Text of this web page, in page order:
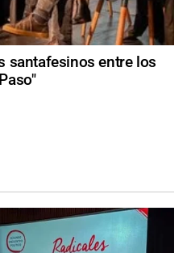
santafesinos entre los